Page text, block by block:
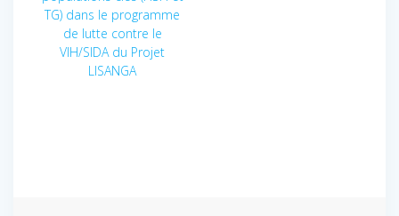
l’article
TG) dans le programme
de lutte contre le
VIH/SIDA du Projet
LISANGA